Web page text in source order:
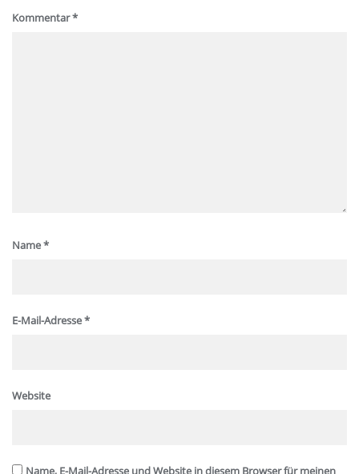
Kommentar*
Name*
E-Mail-Adresse*
Website
Name, E-Mail-Adresse und Website in diesem Browser für meinen